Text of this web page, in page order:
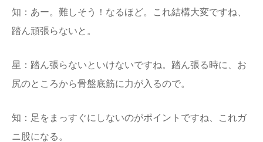
知：あー。難しそう！なるほど。これ結構大変ですね、
踏ん頑張らないと。
星：踏ん張らないといけないですね。踏ん張る時に、お
尻のところから骨盤底筋に力が入るので。
知：足をまっすぐにしないのがポイントですね、これガ
ニ股になる。